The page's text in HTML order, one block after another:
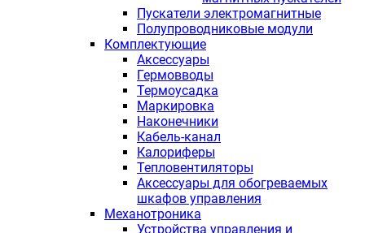
Пускатели электромагнитные
Полупроводниковые модули
Комплектующие
Аксессуары
Гермовводы
Термоусадка
Маркировка
Наконечники
Кабель-канал
Калориферы
Тепловентиляторы
Аксессуары для обогреваемых
шкафов управления
Механотроника
Устройства управления и